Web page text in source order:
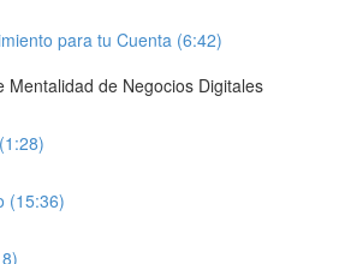
para tu Cuenta (6:42)
Mentalidad de Negocios Digitales
(15:36)